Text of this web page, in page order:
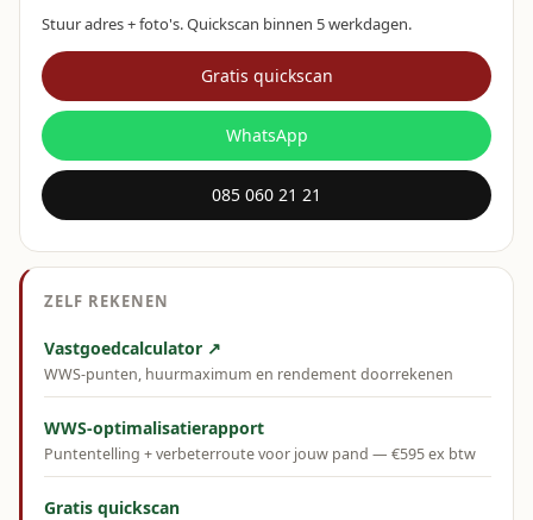
Stuur adres + foto's. Quickscan binnen 5 werkdagen.
Gratis quickscan
WhatsApp
085 060 21 21
ZELF REKENEN
Vastgoedcalculator ↗
WWS-punten, huurmaximum en rendement doorrekenen
WWS-optimalisatierapport
Puntentelling + verbeterroute voor jouw pand — €595 ex btw
Gratis quickscan